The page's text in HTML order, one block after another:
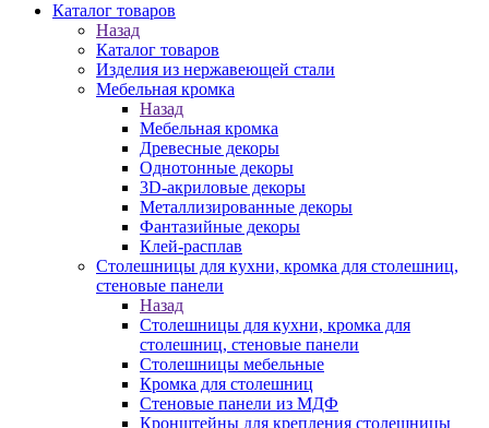
Каталог товаров
Назад
Каталог товаров
Изделия из нержавеющей стали
Мебельная кромка
Назад
Мебельная кромка
Древесные декоры
Однотонные декоры
3D-акриловые декоры
Металлизированные декоры
Фантазийные декоры
Клей-расплав
Столешницы для кухни, кромка для столешниц,
стеновые панели
Назад
Столешницы для кухни, кромка для
столешниц, стеновые панели
Столешницы мебельные
Кромка для столешниц
Стеновые панели из МДФ
Кронштейны для крепления столешницы